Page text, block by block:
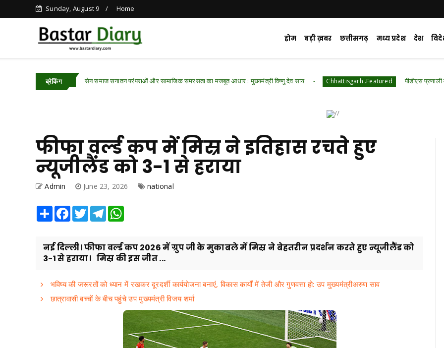
Sunday, August 9 Home
होम बड़ी ख़बर छत्तीसगढ़ मध्य प्रदेश देश
ब्रेकिंग
सेन समाज सनातन परंपराओं और सामाजिक समरसता का मजबूत आधार : मुख्यमंत्री विष्णु देव साय Chhattisgarh .Featured पीडीएस प्रणाली में पारदर्शिता के
फीफा वर्ल्ड कप में मिस्र ने इतिहास रचते हुए
न्यूजीलैंड को 3-1 से हराया
Admin June 23, 2026 national
Share Facebook
TwitterTelegram
नई दिल्ली। फीफा वर्ल्ड कप 2026 में ग्रुप जी के मुकाबले में मिस्र ने बेहतरीन प्रदर्शन करते हुए न्यूजीलैंड को
3-1 से हराया। मिस्र की इस जीत ...
भविष्य की जरूरतों को ध्यान में रखकर दूरदर्शी कार्ययोजना बनाएं, विकास कार्यों में तेजी और गुणवत्ता हो: उप मुख्यमंत्रीअरुण साव
छात्रावासी बच्चों के बीच पहुंचे उप मुख्यमंत्री विजय शर्मा